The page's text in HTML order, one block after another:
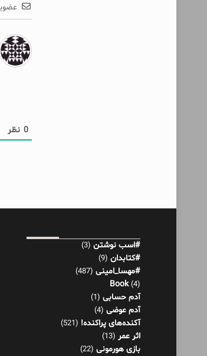
0نظر
#اسب نوشتن (3)
#کتابدان (9)
#مهسا_امینی (487)
Book(4)
آدم حسابی (1)
آدم عوضی (4)
آکنده‌های پراکنده! (521)
اثر عمر (13)
بازی هورمونی (22)